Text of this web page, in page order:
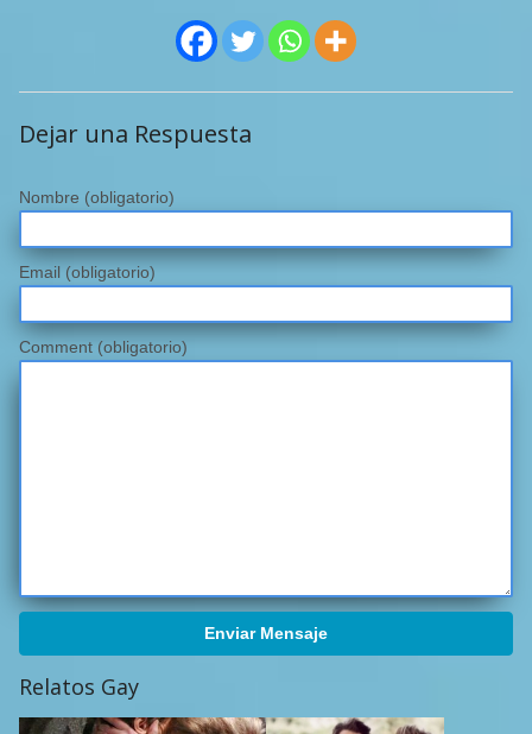
Dejar una Respuesta
Nombre (obligatorio)
Email (obligatorio)
Comment (obligatorio)
Enviar Mensaje
Relatos Gay